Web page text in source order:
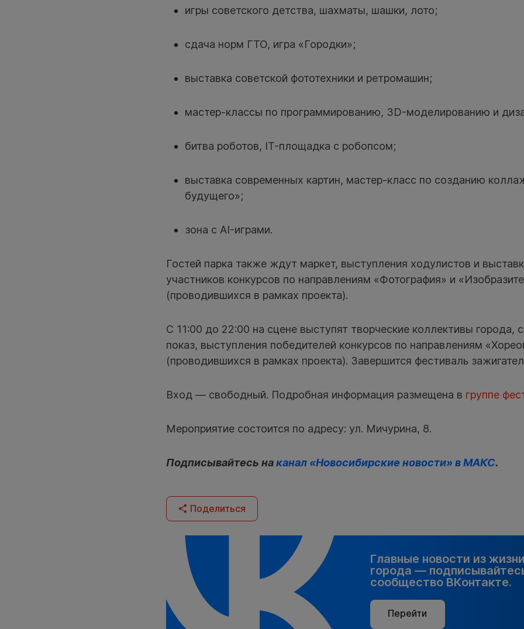
игры советского детства, шахматы, шашки, лото;
сдача норм ГТО, игра «Городки»;
выставка советской фототехники и ретромашин;
мастер-классы по программированию, 3D-моделированию и
битва роботов, IT-площадка с робопсом;
выставка современных картин, мастер-класс по созданию
будущего»;
зона с AI-играми.
Гостей парка также ждут маркет, выступления ходулистов и
участников конкурсов по направлениям «Фотография» и
(проводившихся в рамках проекта).
С 11:00 до 22:00 на сцене выступят творческие коллективы города,
показ, выступления победителей конкурсов по направлениям
(проводившихся в рамках проекта). Завершится фестиваль
Вход — свободный. Подробная информация размещена в группе
Мероприятие состоится по адресу: ул. Мичурина, 8.
Подписывайтесь наканал «Новосибирские новости» в МАКС.
Поделиться
Главные новости из
города —
сообщество ВКонтакте.
Перейти